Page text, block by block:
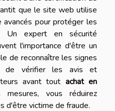
que le site web utilise
pour protéger les
Un expert en sécurité
l'importance d'être un
de reconnaître les signes
de vérifier les avis et
avant tout achat en
vous réduirez
d'être victime de fraude.